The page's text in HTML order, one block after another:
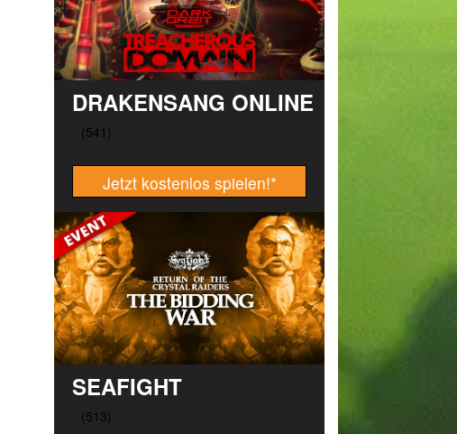
DRAKENSANG ONLINE
Jetzt kostenlos spielen!*
SEAFIGHT